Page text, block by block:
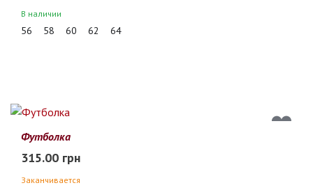
В наличии
56 58 60 62 64
Футболка
315.00 грн
Заканчивается